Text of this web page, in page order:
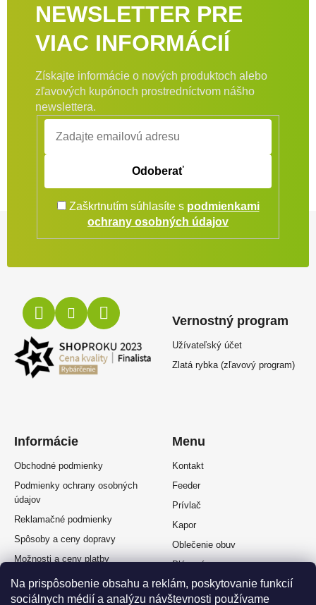
Na prispôsobenie obsahu a reklám, poskytovanie funkcií
sociálnych médií a analýzu návštevnosti používame
NEWSLETTER PRE
VIAC INFORMÁCIÍ
Získajte informácie o nových produktoch alebo
zľavových kupónoch prostredníctvom nášho
newslettera.
Odoberať
Zaškrtnutím súhlasíte s podmienkami
ochrany osobných údajov
Informácie
Obchodné podmienky
Podmienky ochrany osobných
údajov
Reklamačné podmienky
Spôsoby a ceny dopravy
Možnosti a ceny platby
Splátkový predaj
Odstúpenie od zmluvy
Vernostný program
Užívateľský účet
Zlatá rybka (zľavový program)
Menu
Kontakt
Feeder
Prívlač
Kapor
Oblečenie obuv
Plávaná
Muškárina